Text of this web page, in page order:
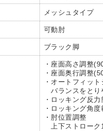
メッシュタイプ
可動肘
ブラック脚
・座面高さ調整
・座面奥行調整
・オートフィッ
バランスをとり
・ロッキング反
・ロッキング角
・肘位置調整
上下ストローク